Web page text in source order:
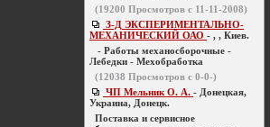
(19200 Просмотров с 11-11-2008)
З-Д ЭКСПЕРИМЕНТАЛЬНО-
МЕХАНИЧЕСКИЙ ОАО - , , Киев.
- Работы механосборочные -
Лебедки - Мехобработка
(12038 Просмотров с 0-0-)
ЧП Мельник О. А. - Донецкая,
Украина, Донецк.
Поставка и сервисное